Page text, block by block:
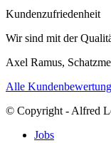
Kundenzufriedenheit
Wir sind mit der
Axel Ramus,
Alle
© Copyright - Alfred
Jobs